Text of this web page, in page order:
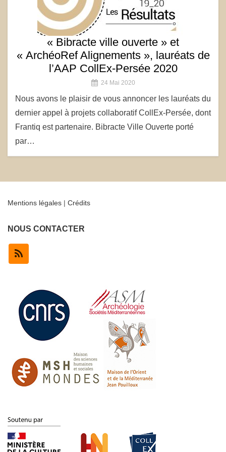
« Bibracte ville ouverte » et
« ArchéoRef Alignements », lauréats de
l’AAP CollEx-Persée 2020
24 Mai 2020
Nous avons le plaisir de vous annoncer les lauréats du
dernier appel à projets collaboratif CollEx-Persée, dont
Frantiq est partenaire. Bibracte Ville Ouverte porté
par…
Mentions légales | Crédits
NOUS CONTACTER